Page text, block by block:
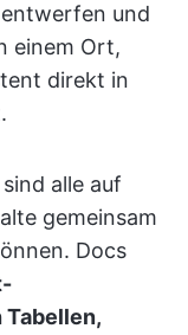
und
einem Ort,
direkt in
alle auf
gemeinsam
Docs